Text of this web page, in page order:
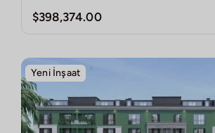
$398,374.00
Yeni İnşaat